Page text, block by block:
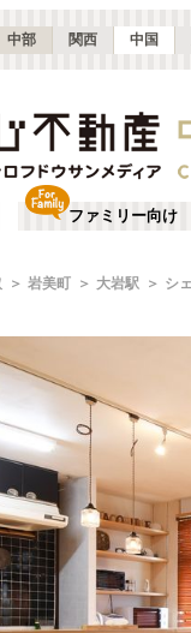
中部 関西 中国
ファミリー向け
岩美町 大岩駅 シ